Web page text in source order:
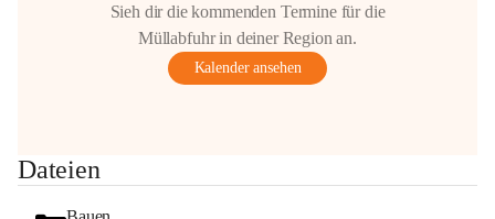
Die OMV wird im Zuge von
Sieh dir die kommenden Termine für die
Müllabfuhr in deiner Region an.
Kalender ansehen
Dateien